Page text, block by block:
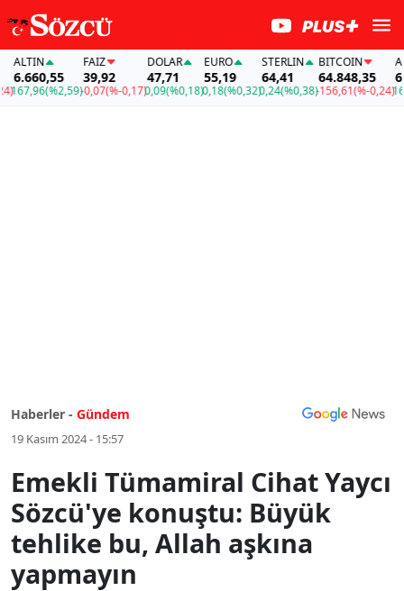
(%2,59)
FAİZ
39,92
-0,07(%-0,17)
DOLAR
47,71
0,09(%0,18)
EURO
55,19
0,18(%0,32)
STERLIN
64,41
0,24(%0,38)
BITCOIN
64.848,35
-156,61(%-0,24)
ALTIN
Haberler - Gündem
19 Kasım 2024 - 15:57
Emekli Tümamiral Cihat Yaycı
Sözcü'ye konuştu: Büyük
tehlike bu, Allah aşkına
yapmayın